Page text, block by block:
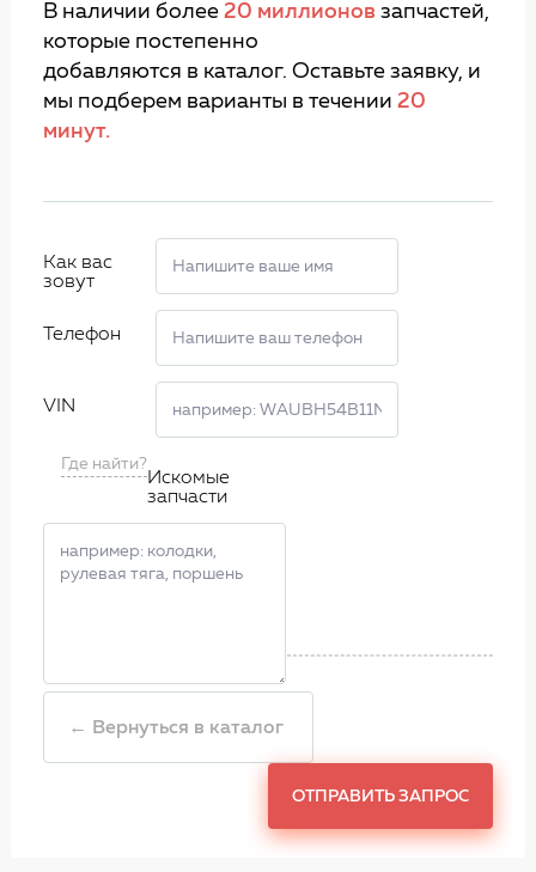
В наличии более 20 миллионов запчастей,
которые постепенно
добавляются в каталог. Оставьте заявку, и
мы подберем варианты в течении 20
минут.
Как вас
зовут
Телефон
VIN
Где найти?
Искомые
запчасти
← Вернуться в каталог
ОТПРАВИТЬ ЗАПРОС